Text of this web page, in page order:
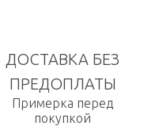
ДОСТАВКА БЕЗ
ПРЕДОПЛАТЫ
Примерка перед
покупкой